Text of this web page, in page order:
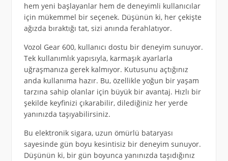
hem yeni başlayanlar hem de deneyimli kullanıcılar
için mükemmel bir seçenek. Düşünün ki, her çekişte
ağızda bıraktığı tat, sizi anında ferahlatıyor.
Vozol Gear 600, kullanıcı dostu bir deneyim sunuyor.
Tek kullanımlık yapısıyla, karmaşık ayarlarla
uğraşmanıza gerek kalmıyor. Kutusunu açtığınız
anda kullanıma hazır. Bu, özellikle yoğun bir yaşam
tarzına sahip olanlar için büyük bir avantaj. Hızlı bir
şekilde keyfinizi çıkarabilir, dilediğiniz her yerde
yanınızda taşıyabilirsiniz.
Bu elektronik sigara, uzun ömürlü bataryası
sayesinde gün boyu kesintisiz bir deneyim sunuyor.
Düşünün ki, bir gün boyunca yanınızda taşıdığınız